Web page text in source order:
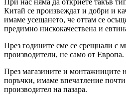
При нас няма да откриете такъв
Китай се произвеждат и добри и
имаме усещането, че оттам се
предимно нискокачествена и
През годините сме се срещнали с
производители, не само от Европа.
През магазините и монтажниците
поръчки, имаме впечатление
производител на пазара.